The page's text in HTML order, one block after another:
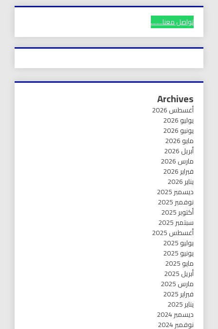
تواصل معنا........
Archives
أغسطس 2026
يوليو 2026
يونيو 2026
مايو 2026
أبريل 2026
مارس 2026
فبراير 2026
يناير 2026
ديسمبر 2025
نوفمبر 2025
أكتوبر 2025
سبتمبر 2025
أغسطس 2025
يوليو 2025
يونيو 2025
مايو 2025
أبريل 2025
مارس 2025
فبراير 2025
يناير 2025
ديسمبر 2024
نوفمبر 2024